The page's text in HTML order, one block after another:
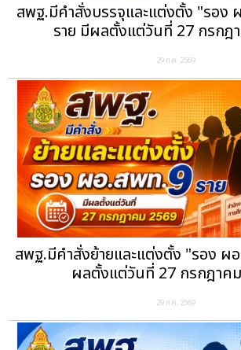
สพฐ.มีคำสั่งบรรจุและแต่งตั้ง "รอง
ราย มีผลตั้งแต่วันที่ 27 กรกฎ
29 ก.ค. 2569
สพฐ.มีคำสั่งย้ายและแต่งตั้ง "รอง ผ
ผลตั้งแต่วันที่ 27 กรกฎาค
29 ก.ค. 2569